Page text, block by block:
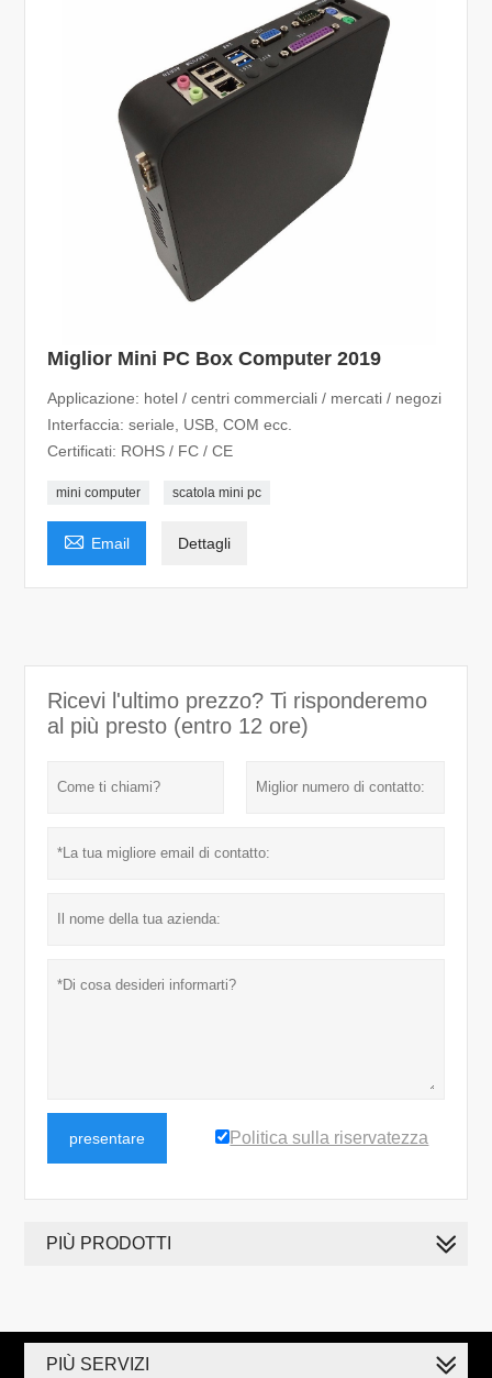
Miglior Mini PC Box Computer 2019
Applicazione: hotel / centri commerciali / mercati / negozi
Interfaccia: seriale, USB, COM ecc.
Certificati: ROHS / FC / CE
mini computer scatola mini pc
 Email Dettagli
Ricevi l'ultimo prezzo? Ti risponderemo
al più presto (entro 12 ore)
presentare Politica sulla riservatezza
PIÙ PRODOTTI
PIÙ SERVIZI